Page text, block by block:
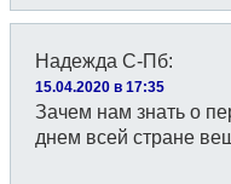
Надежда С-Пб:
15.04.2020 в 17:35
Зачем нам знать о
днем всей стране